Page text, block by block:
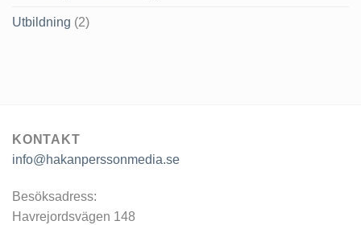
Utbildning (2)
KONTAKT
info@hakanperssonmedia.se
Besöksadress:
Havrejordsvägen 148